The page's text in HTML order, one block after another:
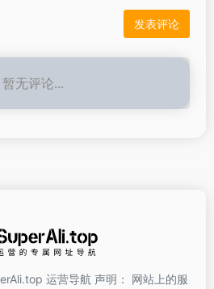
暂无评论...
运营导航 声明： 网站上的服